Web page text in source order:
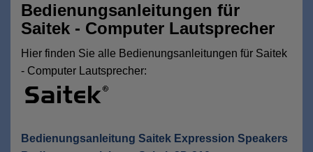
Bedienungsanleitungen für
Saitek - Computer Lautsprecher
Hier finden Sie alle Bedienungsanleitungen für Saitek
- Computer Lautsprecher:
Bedienungsanleitung Saitek Expression Speakers